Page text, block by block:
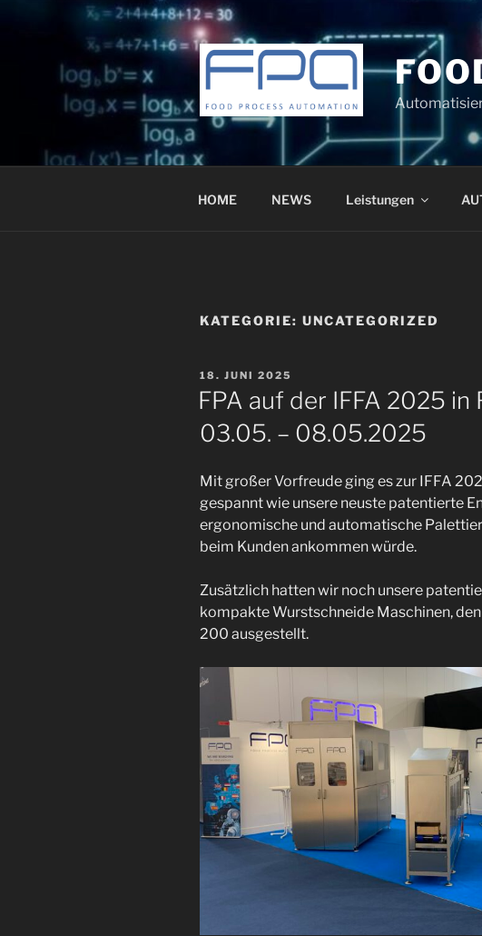
HOME NEWS Leistungen
KATEGORIE: UNCATEGORIZED
VERÖFFENTLICHT
AM
18. JUNI 2025
FPA auf der IFFA 2025
03.05. – 08.05.2025
Mit großer Vorfreude ging es zur IFFA
gespannt wie unsere neuste patentierte
ergonomische und automatische
beim Kunden ankommen würde.
Zusätzlich hatten wir noch unsere
kompakte Wurstschneide Maschinen,
200 ausgestellt.